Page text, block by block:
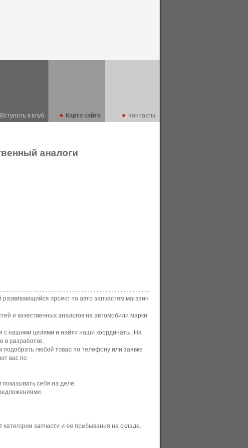
Вступить в клуб Карта сайта
Контакты
аналоги
проект по авто запчастям магазин
и качественных аналогов на автомобили марки
с нашими целями и найти наши координаты. На
в разработке,
любой товар по телефону или заявке
вас по
себя на деле.
запчасти и её пребывания на складе.